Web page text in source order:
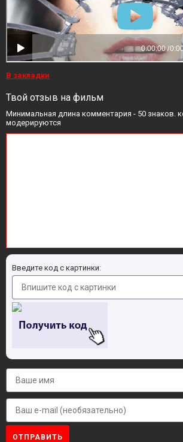
В закладки
Твой отзыв на фильм
Минимальная длина комментария - 50 знаков.
модерируются
Введите код с картинки:
ОТПРАВИТЬ